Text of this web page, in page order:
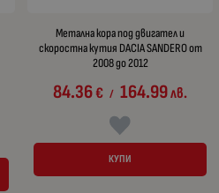
Метална кора под двигател и
скоростна кутия DACIA SANDERO от
2008 до 2012
84.36€ / 164.99лв.
КУПИ